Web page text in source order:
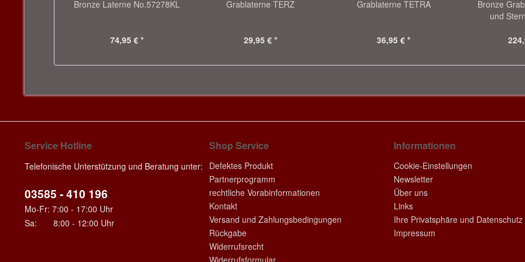
Bronze Laterne No.57278KL
74,95 € *
Grablaterne TERZ
29,95 € *
Grablaterne TETRA
36,95 € *
Bronze
und
Service Hotline
Telefonische Unterstützung und Beratung unter:
03585 - 410 196
Mo-Fr: 7:00 - 17:00 Uhr
Sa: 8:00 - 12:00 Uhr
Shop Service
Defektes Produkt
Partnerprogramm
rechtliche Vorabinformationen
Kontakt
Versand und Zahlungsbedingungen
Rückgabe
Widerrufsrecht
Widerrufsformular
Informationen
Cookie-Einstellungen
Newsletter
Über uns
Links
Ihre Privatsphäre und Datenschutz
Impressum